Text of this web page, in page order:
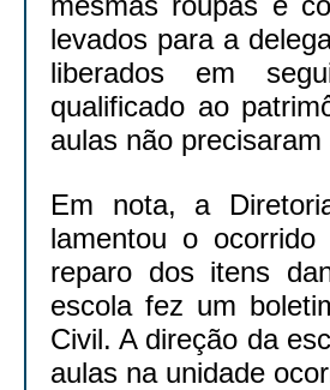
levados para a
liberados em
qualificado ao
aulas não
Em nota, a
lamentou o
reparo dos itens
escola fez um
Civil. A direção da
aulas na unidade